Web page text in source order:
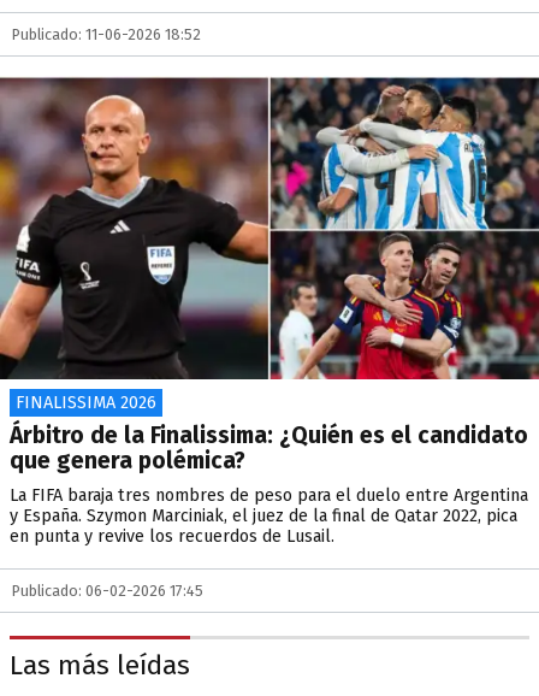
Publicado: 11-06-2026 18:52
FINALISSIMA 2026
Árbitro de la Finalissima: ¿Quién es el candidato
que genera polémica?
La FIFA baraja tres nombres de peso para el duelo entre Argentina
y España. Szymon Marciniak, el juez de la final de Qatar 2022, pica
en punta y revive los recuerdos de Lusail.
Publicado: 06-02-2026 17:45
Las más leídas